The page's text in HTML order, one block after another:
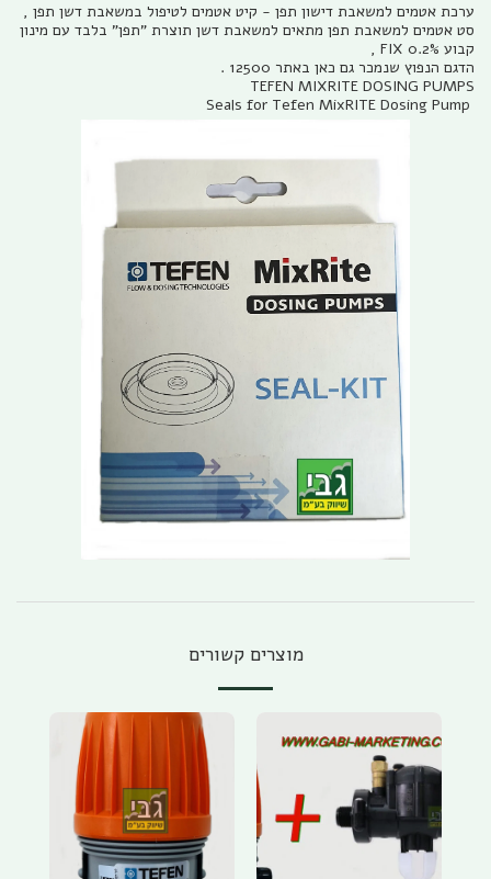
ערכת אטמים למשאבת דישון תפן - קיט אטמים לטיפול במשאבת דשן תפן ,
סט אטמים למשאבת תפן מתאים למשאבת דשן תוצרת "תפן" בלבד עם מינון
קבוע 0.2% FIX ,
הדגם הנפוץ שנמכר גם כאן באתר 12500 .
TEFEN MIXRITE DOSING PUMPS
מוצרים קשורים